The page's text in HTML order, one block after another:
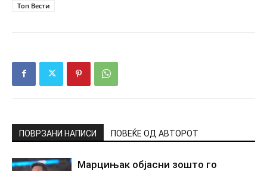
Топ Вести
ПОВРЗАНИ НАПИСИ ПОВЕЌЕ ОД АВТОРОТ
Марцињак објасни зошто го